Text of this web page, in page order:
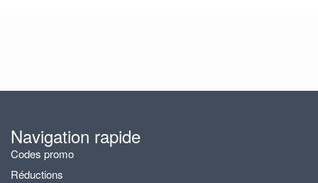
Navigation rapide
Codes promo
Réductions